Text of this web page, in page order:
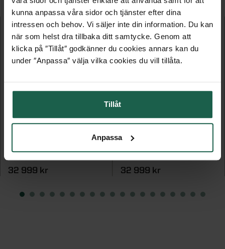
kunna anpassa våra sidor och tjänster efter dina
intressen och behov. Vi säljer inte din information. Du kan
när som helst dra tillbaka ditt samtycke. Genom att
klicka på ″Tillåt″ godkänner du cookies annars kan du
under ″Anpassa″ välja vilka cookies du vill tillåta.
Tillåt
Anpassa
DIAMANT 201
32 999 kr
DIAMANT 401
32 999 kr